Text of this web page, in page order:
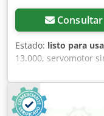
Consultar
Estado: listo para
13.000, servomotor
la foto, distancia
mm, diámetro del
signos normales de
funcionamiento al